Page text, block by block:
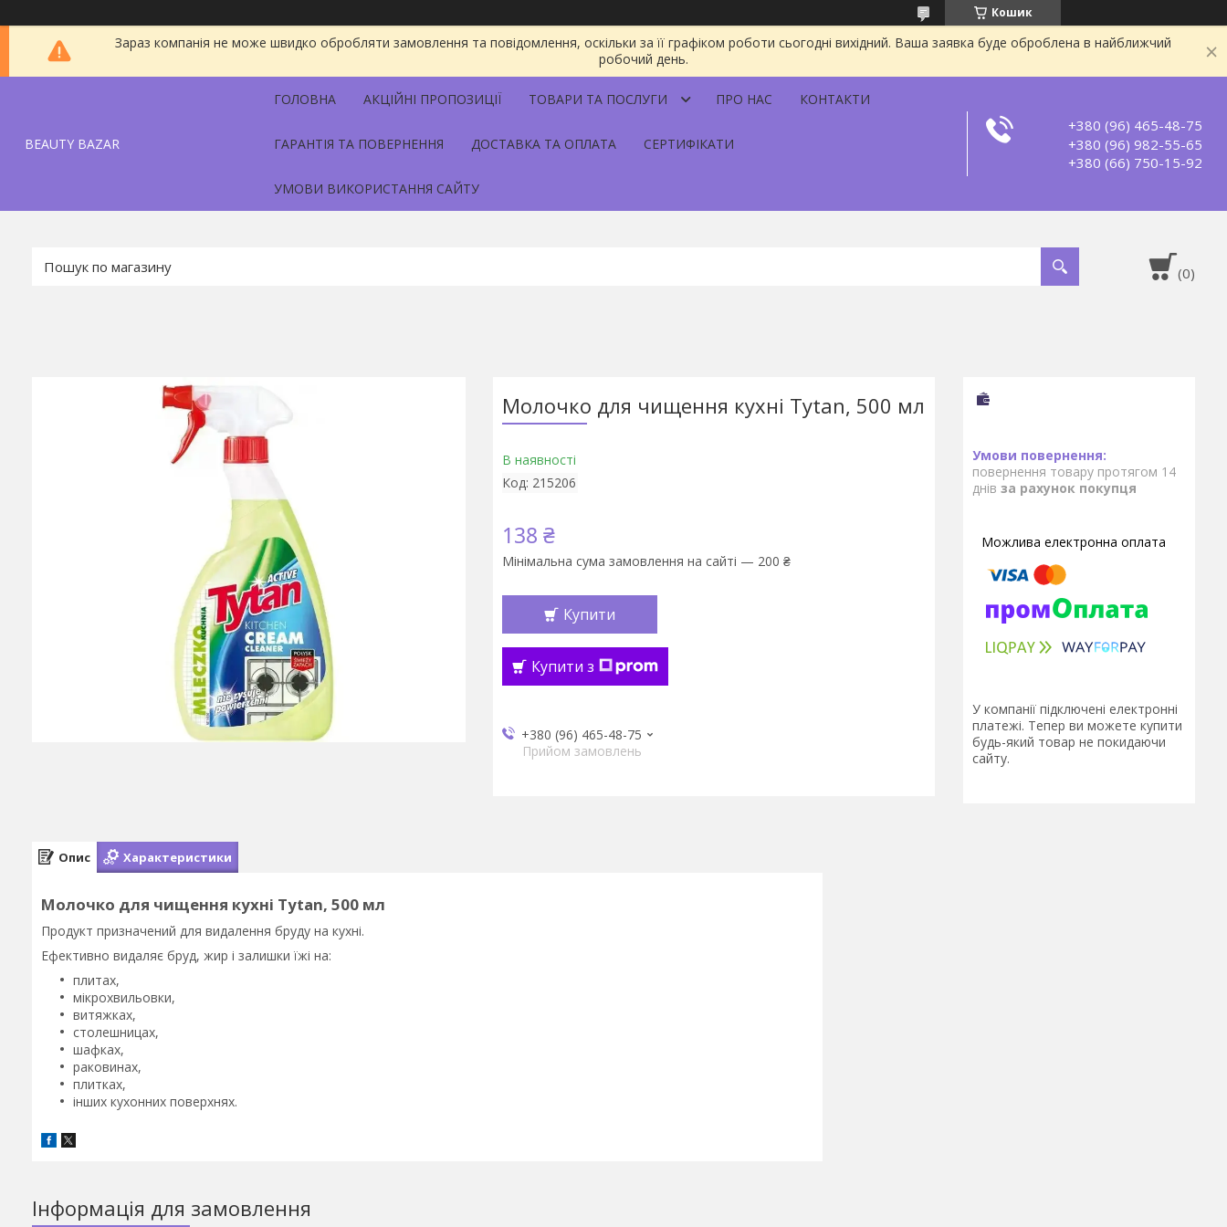
Кошик
Зараз компанія не може швидко обробляти замовлення та повідомлення, оскільки за її графіком роботи сьогодні вихідний. Ваша заявка буде оброблена в найближчий
робочий день.
BEAUTY BAZAR
ГОЛОВНА АКЦІЙНІ ПРОПОЗИЦІЇ ТОВАРИ ТА ПОСЛУГИ ПРО НАС КОНТАКТИ
ГАРАНТІЯ ТА ПОВЕРНЕННЯ ДОСТАВКА ТА ОПЛАТА СЕРТИФІКАТИ
УМОВИ ВИКОРИСТАННЯ САЙТУ
+380 (96) 465-48-75
+380 (96) 982-55-65
+380 (66) 750-15-92
Молочко для чищення кухні Tytan, 500 мл
В наявності
Код: 215206
138 ₴
Мінімальна сума замовлення на сайті — 200 ₴
Купити
Купити з
+380 (96) 465-48-75
Прийом замовлень
повернення товару протягом 14
днів за рахунок покупця
У компанії підключені електронні
платежі. Тепер ви можете купити
будь-який товар не покидаючи
сайту.
Опис Характеристики
Молочко для чищення кухні Tytan, 500 мл
Продукт призначений для видалення бруду на кухні.
Ефективно видаляє бруд, жир і залишки їжі на:
плитах,
мікрохвильовки,
витяжках,
столешницах,
шафках,
раковинах,
плитках,
інших кухонних поверхнях.
Інформація для замовлення